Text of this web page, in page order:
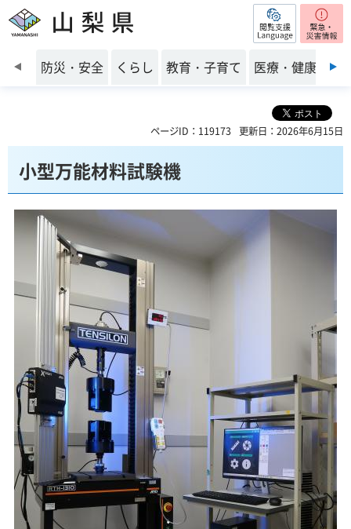
山梨県 閲覧支援
前のスライドを表示
防災・安全 くらし 教育・子育て 医療・健康・福
ページID：119173 更新日：2026年6月15日
小型万能材料試験機